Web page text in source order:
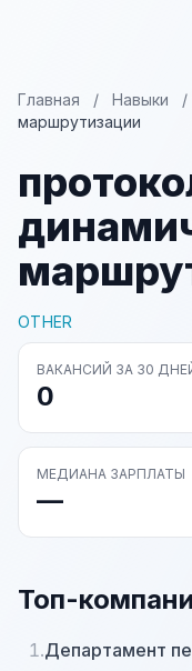
Главная / Навыки /
маршрутизации
OTHER
ВАКАНСИЙ ЗА 30
0
МЕДИАНА ЗАРПЛАТЫ
—
Топ-
1.Департамент